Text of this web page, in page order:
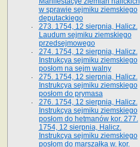
w sprawie sejmiku ziemskiego
deputackiego
273. 1754, 12 sierpnia, Halicz.
Laudum sejmiku ziemskiego
przedsejmowego
274. 1754, 12 sierpnia, Halicz.
Instrukcya sejmiku ziemskiego
posłom na sejm walny
275. 1754, 12 sierpnia, Halicz.
Instrukcya sejmiku ziemskiego
posłom do prymasa
276. 1754, 12 sierpnia, Halicz.
Instrukcya sejmiku ziemskiego
posłom do hetmanów kor. 277.
1754, 12 sierpnia, Halicz.
Instrukcya sejmiku ziemskiego
posłom do marszałka w. kor.